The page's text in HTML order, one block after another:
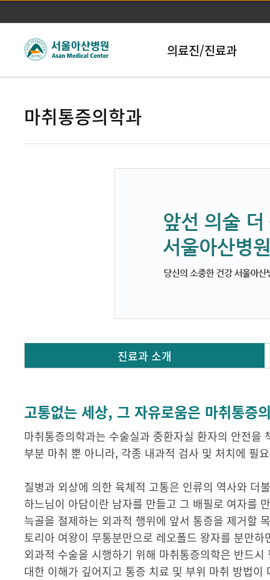
본문바로가기
의료진/진료과
마취통증의학과
진료과 소개
고통없는 세상, 그 자유로움은 마취통증
마취통증의학과는 수술실과 중환자실 환자의 안전
부분 마취 뿐 아니라, 각종 내과적 검사 및 처치에 필
질병과 외상에 의한 육체적 고통은 인류의 역사와 더
하느님이 아담이란 남자를 만들고 그 배필로 여자를
늑골을 절제하는 외과적 행위에 앞서 통증을 제거할
토리아 여왕이 무통분만으로 레오폴드 왕자를 분만
외과적 수술을 시행하기 위해 마취통증의학은 반드
대한 이해가 깊어지고 통증 치료 및 부위 마취 방법